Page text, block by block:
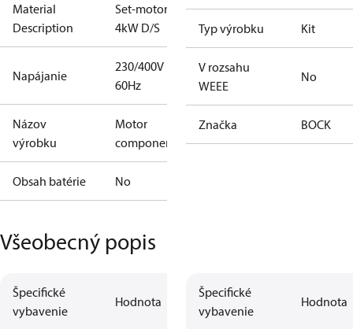
Material
Description
Set-motor
4kW D/S
Napájanie
230/400V
60Hz
Názov
výrobku
Motor
component
Obsah batérie No
Typ výrobku Kit
V rozsahu
WEEE
No
Značka BOCK
Všeobecný popis
Špecifické
vybavenie
Hodnota
Špecifické
vybavenie
Hodnota